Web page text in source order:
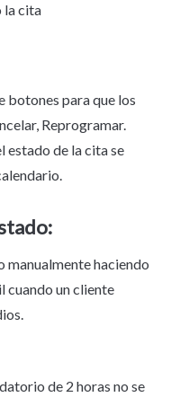
la cita
botones para que los
Reprogramar.
estado de la cita se
manualmente haciendo
cuando un cliente
de 2 horas no se